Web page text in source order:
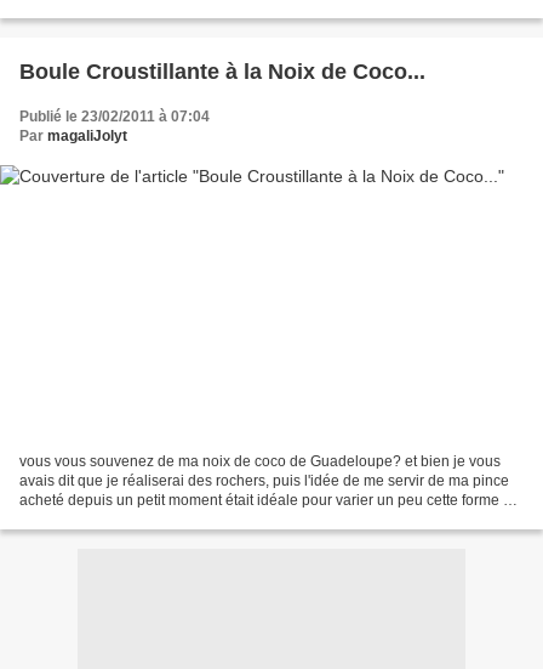
Boule Croustillante à la Noix de Coco...
Publié le 23/02/2011 à 07:04
Par magaliJolyt
vous vous souvenez de ma noix de coco de Guadeloupe? et bien je vous
avais dit que je réaliserai des rochers, puis l'idée de me servir de ma pince
acheté depuis un petit moment était idéale pour varier un peu cette forme si